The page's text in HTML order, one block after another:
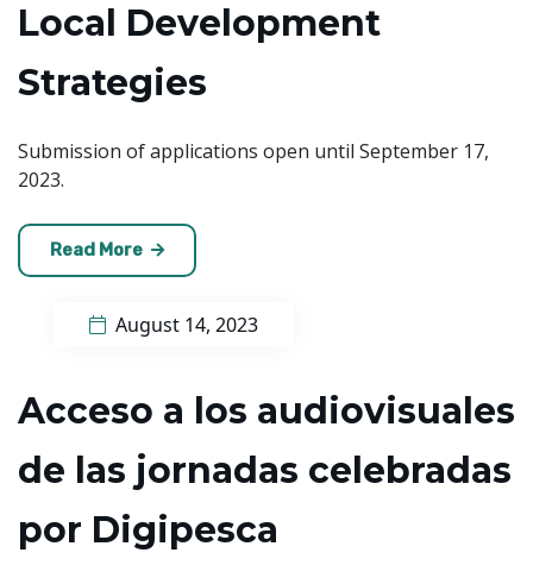
Local Development
Strategies
Submission of applications open until September 17,
2023.
Read More
August 14, 2023
Acceso a los audiovisuales
de las jornadas celebradas
por Digipesca